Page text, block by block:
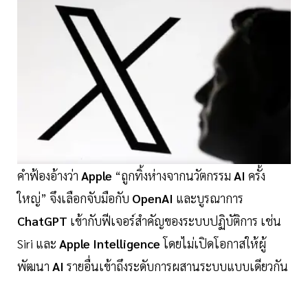
คำฟ้องอ้างว่า Apple “ถูกทิ้งห่างจากนวัตกรรม AI ครั้ง
ใหญ่” จึงเลือกจับมือกับ OpenAI และบูรณาการ
ChatGPT เข้ากับฟีเจอร์สำคัญของระบบปฏิบัติการ เช่น
Siri และ Apple Intelligenceโดยไม่เปิดโอกาสให้ผู้
พัฒนา AI รายอื่นเข้าถึงระดับการผสานระบบแบบเดียวกัน